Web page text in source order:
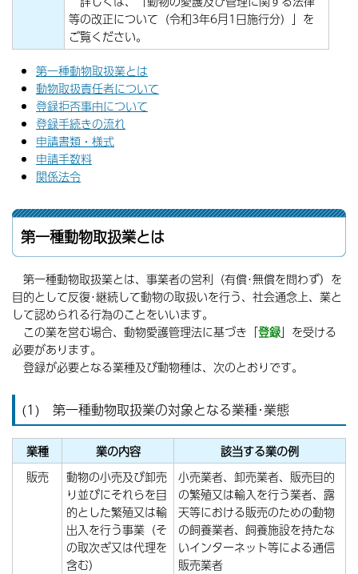
等の改正について（令和3年6月1日施行分）」を
ご覧ください。
第一種動物取扱業とは
動物取扱責任者について
登録拒否事由について
登録手続きの流れ
申請書類・様式
申請手数料
関係法令
第一種動物取扱業とは
第一種動物取扱業とは、事業者の営利（有償･無償を問わず）を
目的として反復･継続して動物の取扱いを行う、社会通念上、業と
して認められる行為のことをいいます。
この業を営む場合、動物愛護管理法に基づき「登録」を受ける
必要があります。
登録が必要となる業種及び動物種は、次のとおりです。
(1) 第一種動物取扱業の対象となる業種･業態
業種 業の内容
該当する業の例
販売
動物の小売及び卸売
り並びにそれらを目
的とした繁殖又は輸
出入を行う事業（そ
の取次ぎ又は代理を
含む）
小売業者、卸売業者、販売目的
の繁殖又は輸入を行う業者、露
天等における販売のための動物
の飼養業者、飼養施設を持たな
いインターネット等による通信
販売業者